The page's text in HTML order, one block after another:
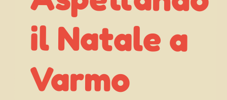
Varmo